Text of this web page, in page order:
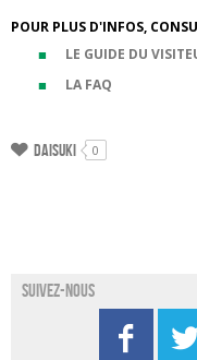
POUR PLUS D'INFOS,
LE GUIDE DU
LA FAQ
Daisuki 0
Suivez-nous